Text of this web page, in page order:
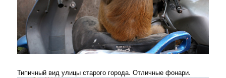
Типичный вид улицы старого города. Отличные фонари.